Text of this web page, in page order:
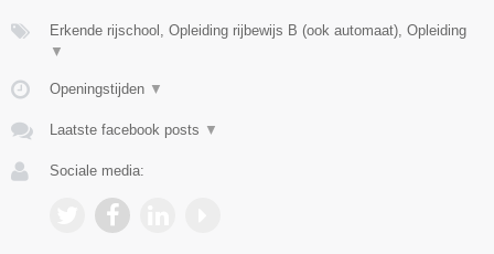
Erkende rijschool, Opleiding rijbewijs B (ook automaat), Opleiding
▼
Openingstijden ▼
Laatste facebook posts ▼
Sociale media: